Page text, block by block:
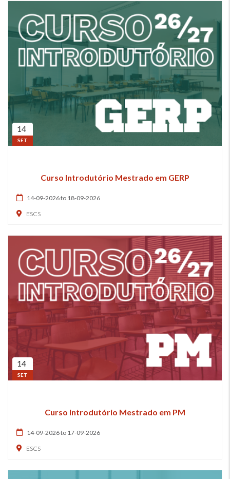
14
SET
Curso Introdutório Mestrado em GERP
14-09-2026 to 18-09-2026
ESCS
14
SET
Curso Introdutório Mestrado em PM
14-09-2026 to 17-09-2026
ESCS